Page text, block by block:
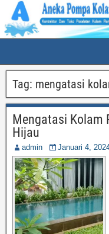
Tag: mengatasi
Mengatasi Kolam
Hijau
admin Januari 4,